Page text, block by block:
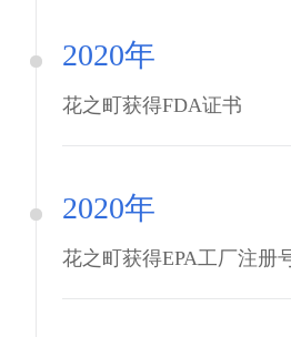
2020年
花之町获得FDA证书
2020年
花之町获得EPA工厂注册